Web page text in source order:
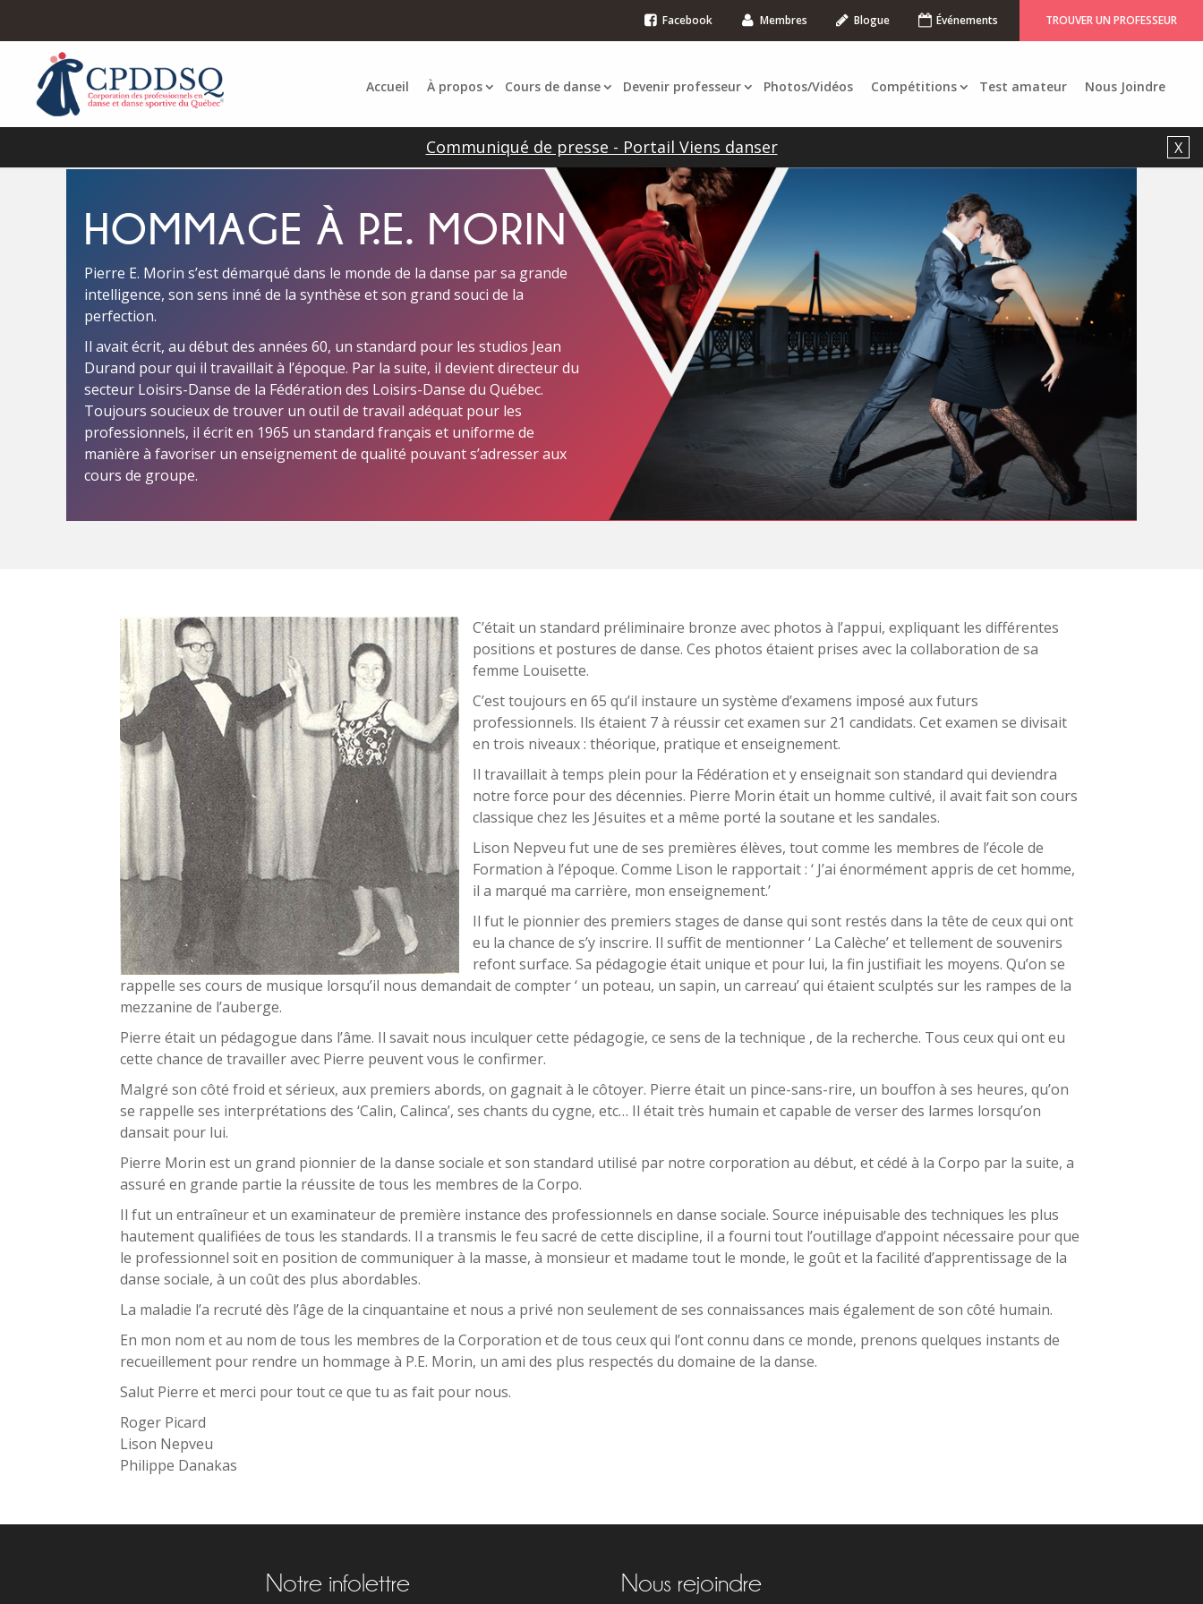
Facebook Membres Blogue Événements TROUVER UN PROFESSEUR
Accueil À propos Cours de danse Devenir professeur Photos/Vidéos Compétitions Test amateur Nous Joindre
Communiqué de presse - Portail Viens danser X
HOMMAGE À P.E. MORIN
Pierre E. Morin s’est démarqué dans le monde de la danse par sa grande
intelligence, son sens inné de la synthèse et son grand souci de la
perfection.
Il avait écrit, au début des années 60, un standard pour les studios Jean
Durand pour qui il travaillait à l’époque. Par la suite, il devient directeur du
secteur Loisirs-Danse de la Fédération des Loisirs-Danse du Québec.
Toujours soucieux de trouver un outil de travail adéquat pour les
professionnels, il écrit en 1965 un standard français et uniforme de
manière à favoriser un enseignement de qualité pouvant s’adresser aux
cours de groupe.
C’était un standard préliminaire bronze avec photos à l’appui, expliquant les différentes
positions et postures de danse. Ces photos étaient prises avec la collaboration de sa
femme Louisette.
C’est toujours en 65 qu’il instaure un système d’examens imposé aux futurs
professionnels. Ils étaient 7 à réussir cet examen sur 21 candidats. Cet examen se divisait
en trois niveaux : théorique, pratique et enseignement.
Il travaillait à temps plein pour la Fédération et y enseignait son standard qui deviendra
notre force pour des décennies. Pierre Morin était un homme cultivé, il avait fait son cours
classique chez les Jésuites et a même porté la soutane et les sandales.
Lison Nepveu fut une de ses premières élèves, tout comme les membres de l’école de
Formation à l’époque. Comme Lison le rapportait : ‘ J’ai énormément appris de cet homme,
il a marqué ma carrière, mon enseignement.’
Il fut le pionnier des premiers stages de danse qui sont restés dans la tête de ceux qui ont
eu la chance de s’y inscrire. Il suffit de mentionner ‘ La Calèche’ et tellement de souvenirs
refont surface. Sa pédagogie était unique et pour lui, la fin justifiait les moyens. Qu’on se
rappelle ses cours de musique lorsqu’il nous demandait de compter ‘ un poteau, un sapin, un carreau’ qui étaient sculptés sur les rampes de la
mezzanine de l’auberge.
Pierre était un pédagogue dans l’âme. Il savait nous inculquer cette pédagogie, ce sens de la technique , de la recherche. Tous ceux qui ont eu
cette chance de travailler avec Pierre peuvent vous le confirmer.
Malgré son côté froid et sérieux, aux premiers abords, on gagnait à le côtoyer. Pierre était un pince-sans-rire, un bouffon à ses heures, qu’on
se rappelle ses interprétations des ‘Calin, Calinca’, ses chants du cygne, etc… Il était très humain et capable de verser des larmes lorsqu’on
dansait pour lui.
Pierre Morin est un grand pionnier de la danse sociale et son standard utilisé par notre corporation au début, et cédé à la Corpo par la suite, a
assuré en grande partie la réussite de tous les membres de la Corpo.
Il fut un entraîneur et un examinateur de première instance des professionnels en danse sociale. Source inépuisable des techniques les plus
hautement qualifiées de tous les standards. Il a transmis le feu sacré de cette discipline, il a fourni tout l’outillage d’appoint nécessaire pour que
le professionnel soit en position de communiquer à la masse, à monsieur et madame tout le monde, le goût et la facilité d’apprentissage de la
danse sociale, à un coût des plus abordables.
La maladie l’a recruté dès l’âge de la cinquantaine et nous a privé non seulement de ses connaissances mais également de son côté humain.
En mon nom et au nom de tous les membres de la Corporation et de tous ceux qui l’ont connu dans ce monde, prenons quelques instants de
recueillement pour rendre un hommage à P.E. Morin, un ami des plus respectés du domaine de la danse.
Salut Pierre et merci pour tout ce que tu as fait pour nous.
Roger Picard
Lison Nepveu
Philippe Danakas
Notre infolettre Nous rejoindre